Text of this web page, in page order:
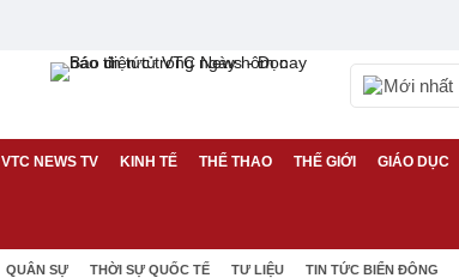
Mới nhất
VTC NEWS TV KINH TẾ THỂ THAO THẾ GIỚI GIÁO DỤC
QUÂN SỰ THỜI SỰ QUỐC TẾ TƯ LIỆU TIN TỨC BIỂN ĐÔNG